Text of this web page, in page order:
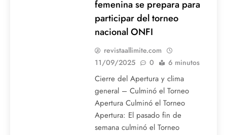
femenina se prepara para
participar del torneo
nacional ONFI
revistaallimite.com
11/09/2025
0 6 minutos
Cierre del Apertura y clima
general – Culminó el Torneo
Apertura Culminó el Torneo
Apertura: El pasado fin de
semana culminó el Torneo